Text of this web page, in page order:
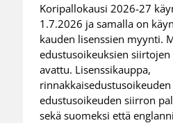
Koripallokausi 2026-27
1.7.2026 ja samalla on
kauden lisenssien myynti.
edustusoikeuksien
avattu. Lisenssikauppa,
edustusoikeuden siirron
sekä suomeksi että